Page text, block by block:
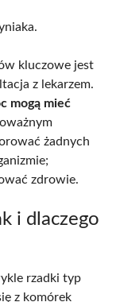
kluczowe jest
z lekarzem.
mogą mieć
żadnych
zdrowie.
i dlaczego
rzadki typ
z komórek